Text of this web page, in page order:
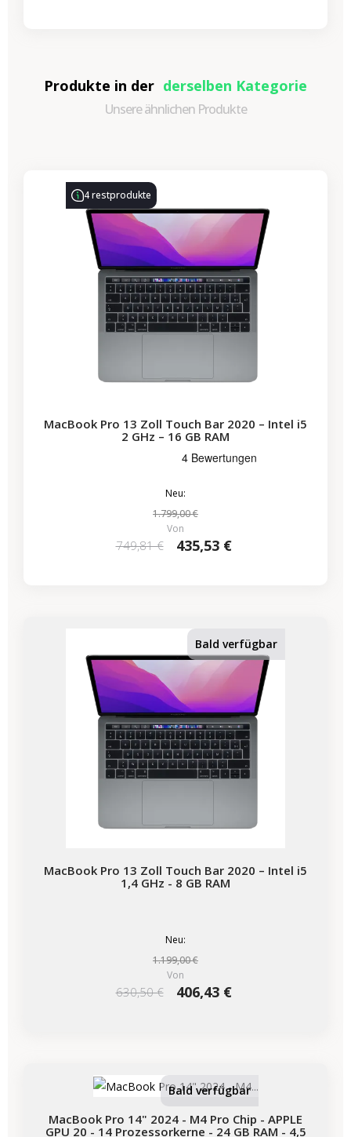
Produkte in der derselben Kategorie
Unsere ähnlichen Produkte
4 restprodukte
MacBook Pro 13 Zoll Touch Bar 2020 – Intel i5
2 GHz – 16 GB RAM
Neu:
1.799,00 €
Von
749,81 € 435,53 €
Bald verfügbar
MacBook Pro 13 Zoll Touch Bar 2020 – Intel i5
1,4 GHz - 8 GB RAM
Neu:
1.199,00 €
Von
630,50 € 406,43 €
Bald verfügbar
MacBook Pro 14" 2024 - M4 Pro Chip - APPLE
GPU 20 - 14 Prozessorkerne - 24 GB RAM - 4,5